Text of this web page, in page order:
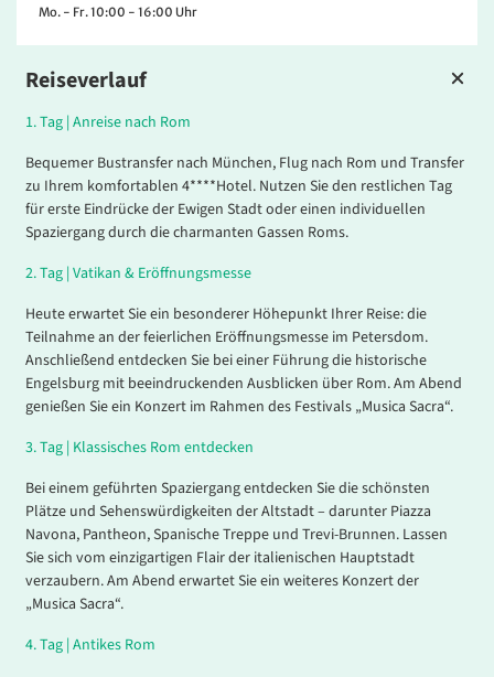
Reiseverlauf
1.Tag | Anreise nach Rom
Bequemer Bustransfer nach München, Flug nach Rom und Transfer
zu Ihrem komfortablen 4****Hotel. Nutzen Sie den restlichen Tag
für erste Eindrücke der Ewigen Stadt oder einen individuellen
Spaziergang durch die charmanten Gassen Roms.
2.Tag | Vatikan & Eröffnungsmesse
Heute erwartet Sie ein besonderer Höhepunkt Ihrer Reise: die
Teilnahme an der feierlichen Eröffnungsmesse im Petersdom.
Anschließend entdecken Sie bei einer Führung die historische
Engelsburg mit beeindruckenden Ausblicken über Rom. Am Abend
genießen Sie ein Konzert im Rahmen des Festivals „Musica Sacra“.
3.Tag | Klassisches Rom entdecken
Bei einem geführten Spaziergang entdecken Sie die schönsten
Plätze und Sehenswürdigkeiten der Altstadt – darunter Piazza
Navona, Pantheon, Spanische Treppe und Trevi-Brunnen. Lassen
Sie sich vom einzigartigen Flair der italienischen Hauptstadt
verzaubern. Am Abend erwartet Sie ein weiteres Konzert der
„Musica Sacra“.
4.Tag | Antikes Rom
Mo. - Fr. 10:00 - 16:00 Uhr